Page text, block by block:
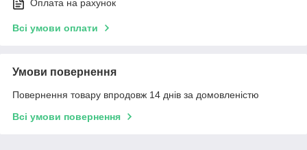
Оплата на рахунок
Всі умови оплати
Умови повернення
Повернення товару впродовж 14 днів за домовленістю
Всі умови повернення